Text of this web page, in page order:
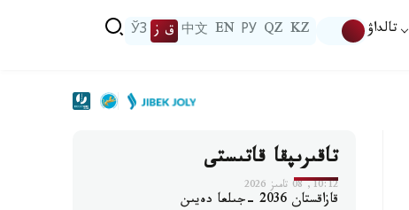
تالداۋ KZ
QZ
РУ
EN
中文 ق ز ЎЗ
تاقىرىپقا قاتىستى
10:12, 08 تامىز 2026
قازاقستان 2036 -جىلعا دەيىن